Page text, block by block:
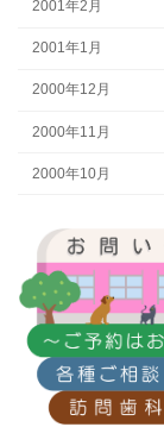
2001年2月
2001年1月
2000年12月
2000年11月
2000年10月